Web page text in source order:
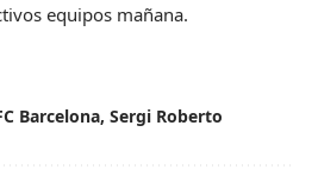
equipos mañana.
Barcelona, Sergi Roberto